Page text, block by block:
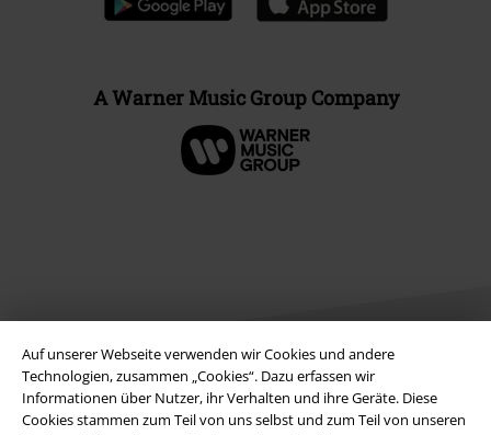
Auf unserer Webseite verwenden wir Cookies und andere
Technologien, zusammen „Cookies“. Dazu erfassen wir
Informationen über Nutzer, ihr Verhalten und ihre Geräte. Diese
Cookies stammen zum Teil von uns selbst und zum Teil von unseren
A Warner Music Group Company
Rechtliches